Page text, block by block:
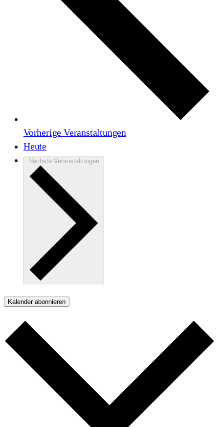
VorherigeVeranstaltungen
Heute
Nächste Veranstaltungen
Kalender abonnieren